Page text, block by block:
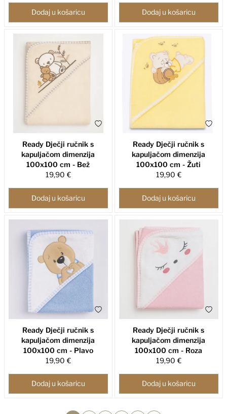
Dodaj u košaricu Dodaj u košaricu
Ready Dječji ručnik s
kapuljačom dimenzija
100x100 cm - Bež
19,90 €
Dodaj u košaricu
Ready Dječji ručnik s
kapuljačom dimenzija
100x100 cm - Žuti
19,90 €
Dodaj u košaricu
Ready Dječji ručnik s
kapuljačom dimenzija
100x100 cm - Plavo
19,90 €
Dodaj u košaricu
Ready Dječji ručnik s
kapuljačom dimenzija
100x100 cm - Roza
19,90 €
Dodaj u košaricu